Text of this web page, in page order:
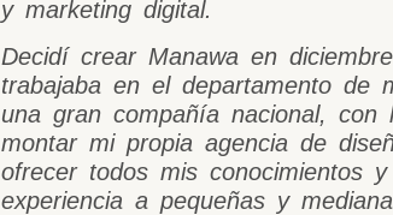
y marketing digital.
Decidí crear Manawa en
trabajaba en el departamento de
una gran compañía nacional, con
montar mi propia agencia de
ofrecer todos mis conocimientos
experiencia a pequeñas y